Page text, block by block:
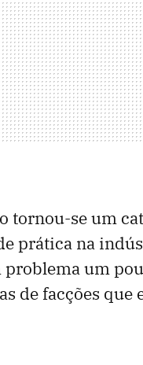
tornou-se um
prática na
um
de facções que